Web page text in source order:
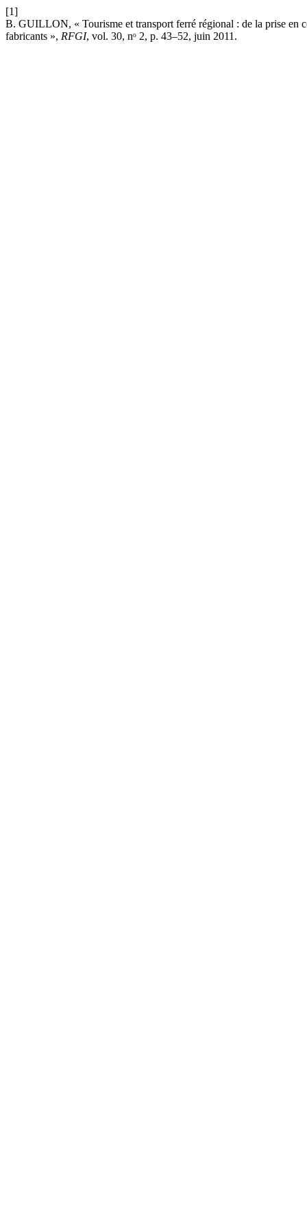
[1]
B. GUILLON, « Tourisme et transport ferré régional : de la prise en
fabricants », RFGI, vol. 30, nᵒ 2, p. 43–52, juin 2011.